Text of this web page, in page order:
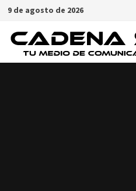
Saltar
contenido
9 de agosto de 2026